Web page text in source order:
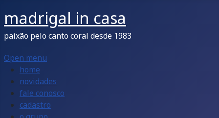
madrigal in casa
paixão pelo canto coral desde 1983
Open menu
home
novidades
fale conosco
cadastro